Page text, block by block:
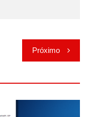
Próximo